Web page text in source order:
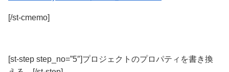
[/st-cmemo]
[st-step step_no=”5″]プロジェクトのプロパティを書き換